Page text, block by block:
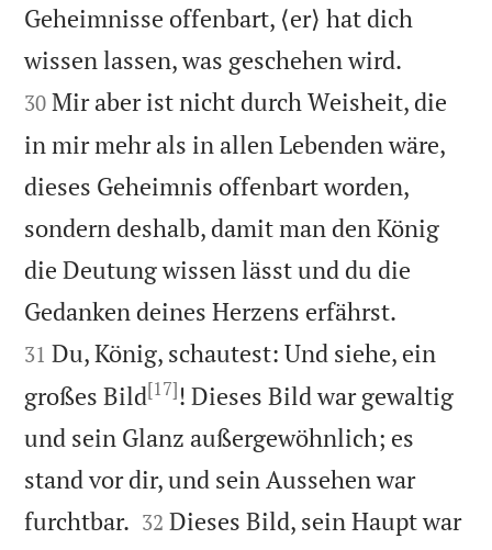
Geheimnisse offenbart, ⟨er⟩ hat dich
wissen lassen, was geschehen wird.
30 Mir aber ist nicht durch Weisheit, die
in mir mehr als in allen Lebenden wäre,
dieses Geheimnis offenbart worden,
sondern deshalb, damit man den König
die Deutung wissen lässt und du die
Gedanken deines Herzens erfährst.
31 Du, König, schautest: Und siehe, ein
großes Bild[17]! Dieses Bild war gewaltig
und sein Glanz außergewöhnlich; es
stand vor dir, und sein Aussehen war
furchtbar. 

32 Dieses Bild, sein Haupt war